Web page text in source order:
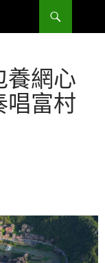
養網心
唱富村